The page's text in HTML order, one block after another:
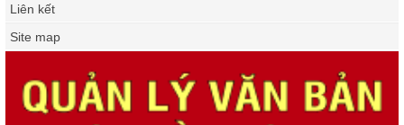
Liên kết
Site map